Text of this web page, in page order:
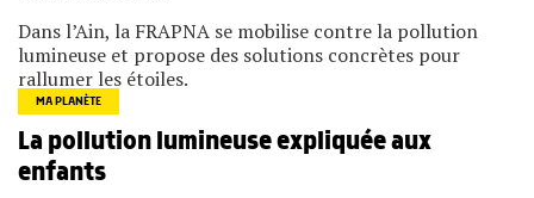
Dans l’Ain, la FRAPNA se mobilise contre la pollution
lumineuse et propose des solutions concrètes pour
rallumer les étoiles.
MA PLANÈTE
La pollution lumineuse expliquée aux
enfants